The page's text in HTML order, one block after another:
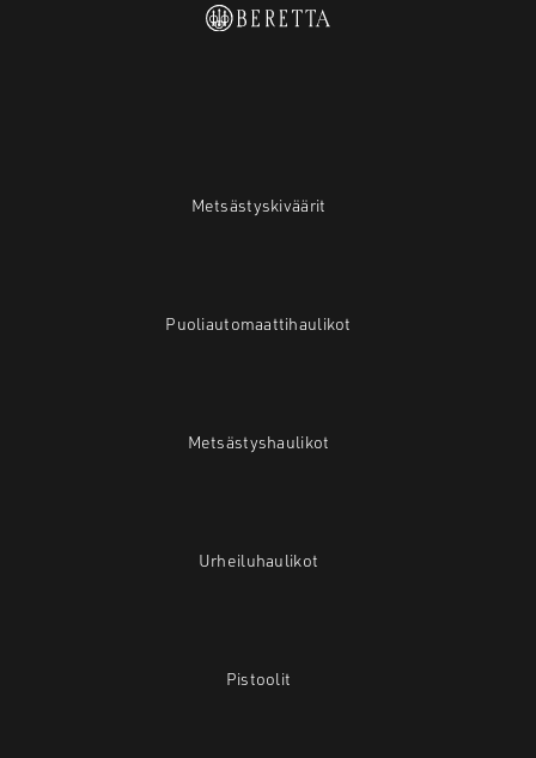
Metsästyskiväärit
Puoliautomaattihaulikot
Metsästyshaulikot
Urheiluhaulikot
Pistoolit